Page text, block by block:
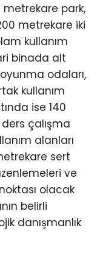
metrekare park,
metrekare iki
kullanım
binada alt
odaları,
kullanım
ise 140
çalışma
alanları
sert
ve
olacak
belirli
danışmanlık